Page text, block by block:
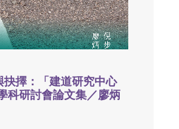
抉擇：「建道研究中心
科研討會論文集／廖炳